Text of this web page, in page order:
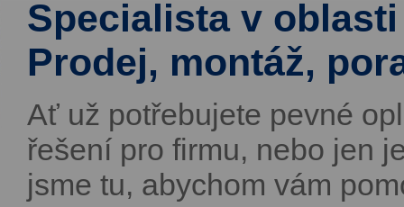
Specialista v
Prodej, montáž,
Ať už potřebujete pevné
řešení pro firmu, nebo jen
jsme tu, abychom vám